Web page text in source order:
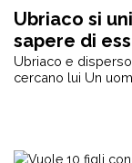
Ubriaco si
sapere di
cercando
Ubriaco e
cercano lui Un